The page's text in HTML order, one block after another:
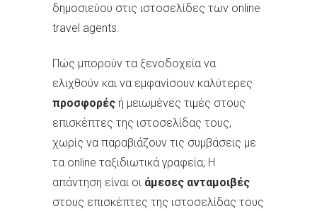
δημοσιεύου στις ιστοσελίδες των online
travel agents.
Πώς μπορούν τα ξενοδοχεία να
ελιχθούν και να εμφανίσουν καλύτερες
προσφορές ή μειωμένες τιμές στους
επισκέπτες της ιστοσελίδας τους,
χωρίς να παραβιάζουν τις συμβάσεις με
τα online ταξιδιωτικά γραφεία; Η
απάντηση είναι οι άμεσες ανταμοιβές
στους επισκέπτες της ιστοσελίδας τους